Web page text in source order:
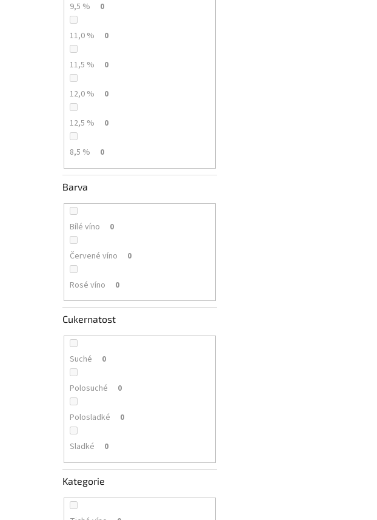
9,5 % 0
11,0 % 0
11,5 % 0
12,0 % 0
12,5 % 0
8,5 % 0
Barva
Bílé víno 0
Červené víno 0
Rosé víno 0
Cukernatost
Suché 0
Polosuché 0
Polosladké 0
Sladké 0
Kategorie